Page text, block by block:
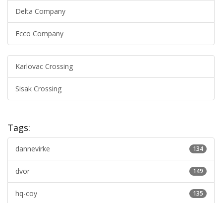
Delta Company
Ecco Company
Karlovac Crossing
Sisak Crossing
Tags:
134
dannevirke
149
dvor
135
hq-coy